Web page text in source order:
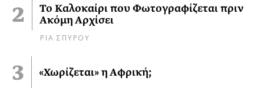
Το Καλοκαίρι που Φωτογραφίζεται πριν
Ακόμη Αρχίσει
ΡΙΑ ΣΠΥΡΟΥ
«Χωρίζεται» η Αφρική;